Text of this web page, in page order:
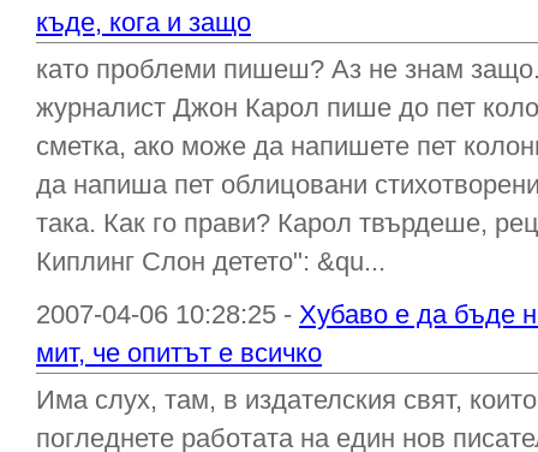
къде, кога и защо
като проблеми пишеш? Аз не знам
журналист Джон Карол пише до пет
сметка, ако може да напишете пет
да напиша пет облицовани
така. Как го прави? Карол твърдеше,
Киплинг Слон детето": &qu...
2007-04-06 10:28:25 - Хубаво е да бъде
мит, че опитът е всичко
Има слух, там, в издателския свят,
погледнете работата на един нов